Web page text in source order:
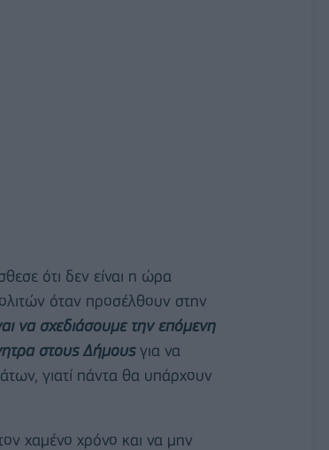
ότι δεν είναι η ώρα
όταν προσέλθουν στην
να σχεδιάσουμε την επόμενη
στους Δήμουςγια να
γιατί πάντα θα υπάρχουν
χαμένο χρόνο και να μην